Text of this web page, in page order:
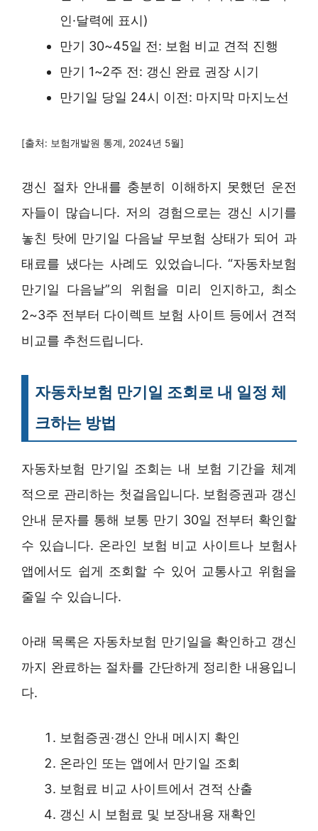
인·달력에 표시)
만기 30~45일 전: 보험 비교 견적 진행
만기 1~2주 전: 갱신 완료 권장 시기
만기일 당일 24시 이전: 마지막 마지노선
[출처: 보험개발원 통계, 2024년 5월]
갱신 절차 안내를 충분히 이해하지 못했던 운전
자들이 많습니다. 저의 경험으로는 갱신 시기를
놓친 탓에 만기일 다음날 무보험 상태가 되어 과
태료를 냈다는 사례도 있었습니다. “자동차보험
만기일 다음날”의 위험을 미리 인지하고, 최소
2~3주 전부터 다이렉트 보험 사이트 등에서 견적
비교를 추천드립니다.
자동차보험 만기일 조회로 내 일정 체
크하는 방법
자동차보험 만기일 조회는 내 보험 기간을 체계
적으로 관리하는 첫걸음입니다. 보험증권과 갱신
안내 문자를 통해 보통 만기 30일 전부터 확인할
수 있습니다. 온라인 보험 비교 사이트나 보험사
앱에서도 쉽게 조회할 수 있어 교통사고 위험을
줄일 수 있습니다.
아래 목록은 자동차보험 만기일을 확인하고 갱신
까지 완료하는 절차를 간단하게 정리한 내용입니
다.
보험증권·갱신 안내 메시지 확인
온라인 또는 앱에서 만기일 조회
보험료 비교 사이트에서 견적 산출
갱신 시 보험료 및 보장내용 재확인